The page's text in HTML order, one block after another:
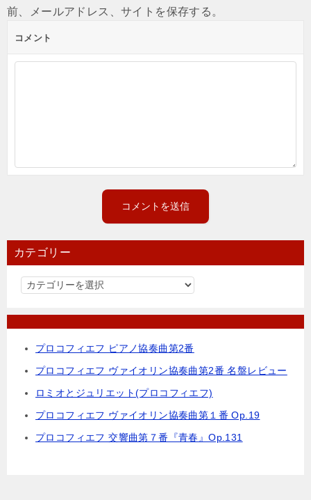
前、メールアドレス、サイトを保存する。
コメント
カテゴリー
カ
ー
プロコフィエフ ピアノ協奏曲第2番
プロコフィエフ ヴァイオリン協奏曲第2番 名盤レビュー
ロミオとジュリエット(プロコフィエフ)
プロコフィエフ ヴァイオリン協奏曲第１番 Op.19
プロコフィエフ 交響曲第７番『青春』Op.131